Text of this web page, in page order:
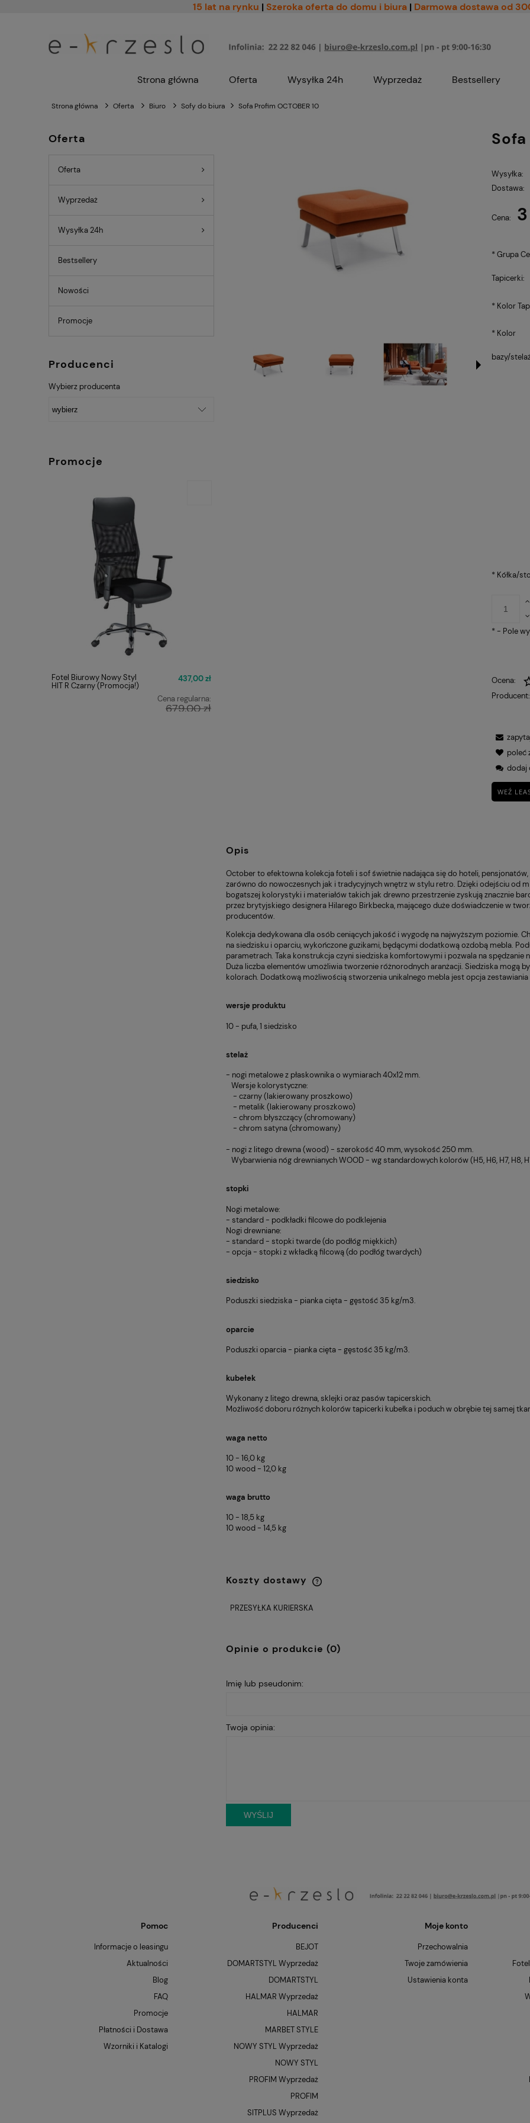
15 lat na rynku | Szeroka oferta do domu i biura | Darmowa dostawa od
Strona główna Oferta Wysyłka 24h Wyprzedaż Bestsellery
Strona główna Oferta Biuro Sofy do biura Sofa Profim OCTOBER 10
Oferta
Oferta
Wyprzedaż
Wysyłka 24h
Bestsellery
Nowości
Promocje
Producenci
Wybierz producenta
Promocje
Fotel Biurowy Nowy Styl
HIT R Czarny (Promocja!)
437,00 zł
Cena regularna:
679,00 zł
FOTEL OBROTOWY VIRE
Sofa
Wysyłka:
Dostawa:
Cena nie zawiera
Cena:
*Grupa
Tapicerki:
* Kolor
* Kolor
bazy/
* Kółka/
*- Pole
Ocena:
Producent:
poleć
dodaj
WEŹ
Opis
October to efektowna kolekcja foteli i sof świetnie nadająca się do hoteli,
zarówno do nowoczesnych jak i tradycyjnych wnętrz w stylu retro. Dzięki odejściu od
bogatszej kolorystyki i materiałów takich jak drewno przestrzenie zyskują znacznie
przez brytyjskiego designera Hilarego Birkbecka, mającego duże doświadczenie w
producentów.
Kolekcja dedykowana dla osób ceniących jakość i wygodę na najwyższym poziomie.
na siedzisku i oparciu, wykończone guzikami, będącymi dodatkową ozdobą mebla.
parametrach. Taka konstrukcja czyni siedziska komfortowymi i pozwala na spędzanie
Duża liczba elementów umożliwia tworzenie różnorodnych aranżacji. Siedziska mogą
kolorach. Dodatkową możliwością stworzenia unikalnego mebla jest opcja
wersje produktu
10 - pufa, 1 siedzisko
stelaż
- nogi metalowe z płaskownika o wymiarach 40x12 mm.
Wersje kolorystyczne:
- czarny (lakierowany proszkowo)
- metalik (lakierowany proszkowo)
- chrom błyszczący (chromowany)
- chrom satyna (chromowany)
- nogi z litego drewna (wood) - szerokość 40 mm, wysokość 250 mm.
Wybarwienia nóg drewnianych WOOD - wg standardowych kolorów (H5, H6, H7, H8,
stopki
Nogi metalowe:
- standard - podkładki filcowe do podklejenia
Nogi drewniane:
- standard - stopki twarde (do podłóg miękkich)
- opcja - stopki z wkładką filcową (do podłóg twardych)
siedzisko
Poduszki siedziska - pianka cięta - gęstość 35 kg/m3.
oparcie
Poduszki oparcia - pianka cięta - gęstość 35 kg/m3.
kubełek
Wykonany z litego drewna, sklejki oraz pasów tapicerskich.
Możliwość doboru różnych kolorów tapicerki kubełka i poduch w obrębie tej samej
waga netto
10 - 16,0 kg
10 wood - 12,0 kg
waga brutto
10 - 18,5 kg
10 wood - 14,5 kg
Koszty dostawy
PRZESYŁKA KURIERSKA
Opinie o produkcie (0)
Imię lub pseudonim:
Twoja opinia:
WYŚLIJ
Pomoc
Informacje o leasingu
Aktualności
Blog
FAQ
Promocje
Płatności i Dostawa
Wzorniki i Katalogi
Producenci
BEJOT
DOMARTSTYL Wyprzedaż
DOMARTSTYL
HALMAR Wyprzedaż
HALMAR
MARBET STYLE
NOWY STYL Wyprzedaż
NOWY STYL
PROFIM Wyprzedaż
PROFIM
SITPLUS Wyprzedaż
Moje konto
Przechowalnia
Twoje zamówienia
Ustawienia konta